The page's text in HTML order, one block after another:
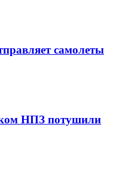
самолеты
НПЗ потушили